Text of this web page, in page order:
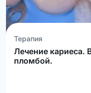
Терапия
Лечение кариеса.
пломбой.